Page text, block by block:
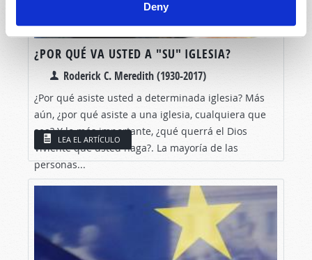
Deny
¿POR QUÉ VA USTED A "SU" IGLESIA?
Roderick C. Meredith (1930-2017)
¿Por qué asiste usted a determinada iglesia? Más
aún, ¿por qué asiste a una iglesia, cualquiera que
sea? Y lo más importante, ¿qué querrá el Dios
Viviente que usted haga?. La mayoría de las
personas...
LEA EL ARTÍCULO